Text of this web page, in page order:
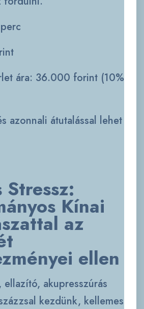
ára: 36.000 forint (10%
azonnali átutalással lehet
Stressz:
Kínai
az
ellen
ellazító, akupresszúrás
kezdünk, kellemes